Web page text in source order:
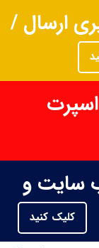
ارسال /
سایت و
کلیک کنید